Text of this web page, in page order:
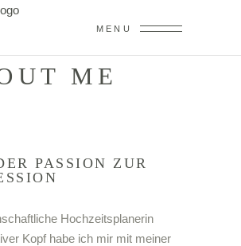
MENU
ME
PASSION ZUR
Hochzeitsplanerin
Kopf habe ich mir mit meiner